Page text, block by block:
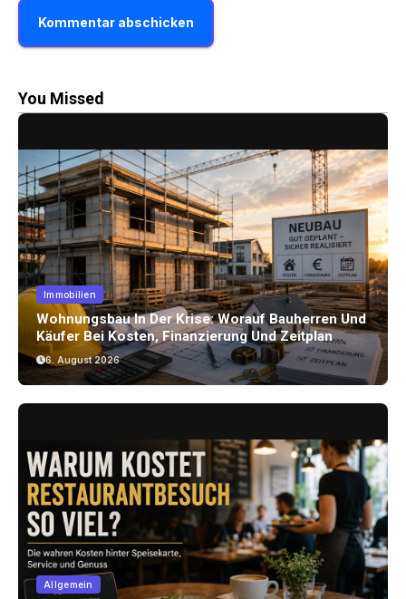
You Missed
Immobilien
Wohnungsbau In Der Krise: Worauf Bauherren Und
Käufer Bei Kosten, Finanzierung Und Zeitplan
Achten Sollten
6. August 2026
Allgemein